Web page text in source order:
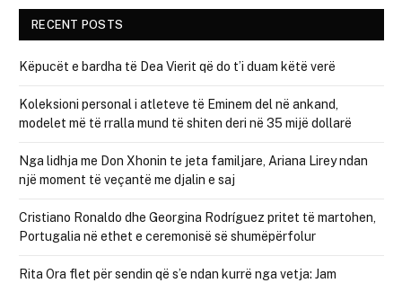
RECENT POSTS
Këpucët e bardha të Dea Vierit që do t’i duam këtë verë
Koleksioni personal i atleteve të Eminem del në ankand,
modelet më të rralla mund të shiten deri në 35 mijë dollarë
Nga lidhja me Don Xhonin te jeta familjare, Ariana Lirey ndan
një moment të veçantë me djalin e saj
Cristiano Ronaldo dhe Georgina Rodríguez pritet të martohen,
Portugalia në ethet e ceremonisë së shumëpërfolur
Rita Ora flet për sendin që s’e ndan kurrë nga vetja: Jam